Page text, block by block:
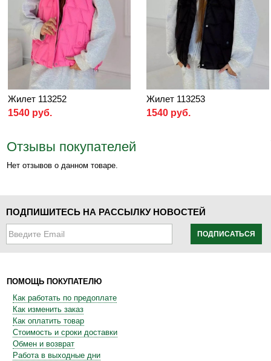
Жилет 113252
1540 руб.
Жилет 113253
1540 руб.
Отзывы покупателей
Нет отзывов о данном товаре.
ПОДПИШИТЕСЬ НА РАССЫЛКУ НОВОСТЕЙ
ПОДПИСАТЬСЯ
ПОМОЩЬ ПОКУПАТЕЛЮ
Как работать по предоплате
Как изменить заказ
Как оплатить товар
Стоимость и сроки доставки
Обмен и возврат
Работа в выходные дни